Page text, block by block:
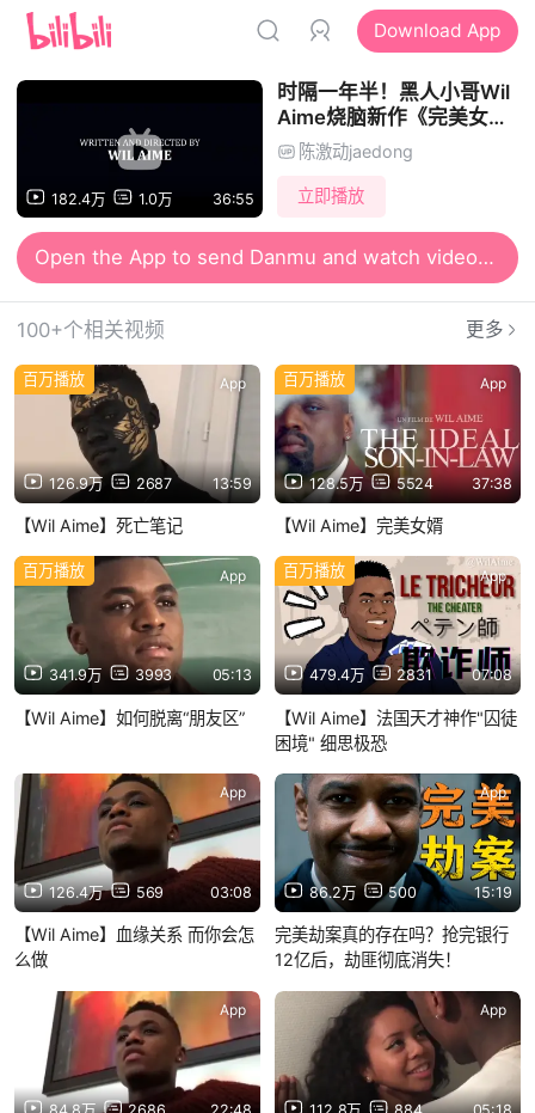
Download App
182.4万 1.0万 36:55
时隔一年半！黑人小哥Wil
Aime烧脑新作《完美女
婿》陈激动jaedong
立即播放
Open the App for smooth and high-definition viewing
100+个相关视频 更多
126.9万 2687 13:59
百万播放 App
【Wil Aime】死亡笔记
128.5万 5524 37:38
百万播放 App
【Wil Aime】完美女婿
341.9万 3993 05:13
百万播放 App
【Wil Aime】如何脱离“朋友区”
479.4万 2831 07:08
百万播放 App
【Wil Aime】法国天才神作"囚徒
困境" 细思极恐
126.4万 569 03:08
App
【Wil Aime】血缘关系 而你会怎
么做
86.2万 500 15:19
App
完美劫案真的存在吗？抢完银行
12亿后，劫匪彻底消失！
App App